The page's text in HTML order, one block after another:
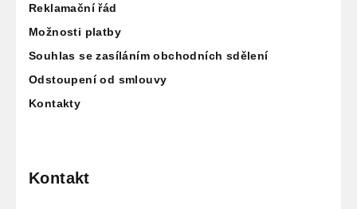
Reklamační řád
Možnosti platby
Souhlas se zasíláním obchodních sdělení
Odstoupení od smlouvy
Kontakty
Kontakt